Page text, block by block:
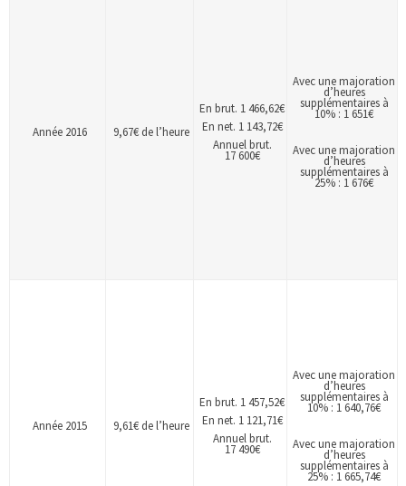
Année 2016 9,67€ de l’heure
En brut. 1 466,62€
En net. 1 143,72€
Annuel brut.
17 600€
Avec une majoration
d’heures
supplémentaires à
10% : 1 651€
Avec une majoration
d’heures
supplémentaires à
25% : 1 676€
Année 2015 9,61€ de l’heure
En brut. 1 457,52€
En net. 1 121,71€
Annuel brut.
17 490€
Avec une majoration
d’heures
supplémentaires à
10% : 1 640,76€
Avec une majoration
d’heures
supplémentaires à
25% : 1 665,74€